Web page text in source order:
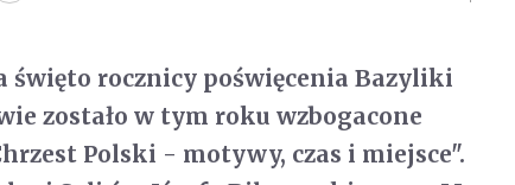
święto rocznicy poświęcenia Bazyliki
zostało w tym roku wzbogacone
Polski - motywy, czas i miejsce".